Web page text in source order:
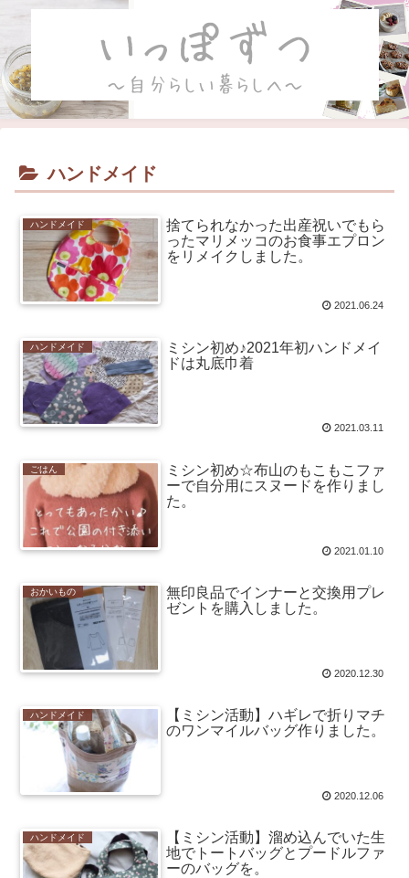
ハンドメイド
ハンドメイド
捨てられなかった出産祝いでもら
ったマリメッコのお食事エプロン
をリメイクしました。
2021.06.24
ハンドメイド
ミシン初め♪2021年初ハンドメイ
ドは丸底巾着
2021.03.11
ごはん
ミシン初め☆布山のもこもこファ
ーで自分用にスヌードを作りまし
た。
2021.01.10
おかいもの
無印良品でインナーと交換用プレ
ゼントを購入しました。
2020.12.30
ハンドメイド
【ミシン活動】ハギレで折りマチ
のワンマイルバッグ作りました。
2020.12.06
ハンドメイド
【ミシン活動】溜め込んでいた生
地でトートバッグとプードルファ
ーのバッグを。